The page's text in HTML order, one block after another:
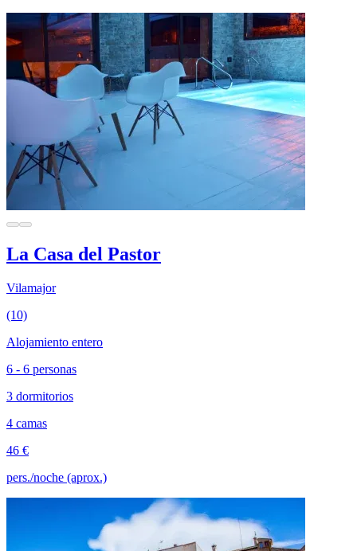
La Casa del Pastor
Vilamajor
(10)
Alojamiento entero
6 - 6 personas
3 dormitorios
4 camas
46 €
pers./noche (aprox.)